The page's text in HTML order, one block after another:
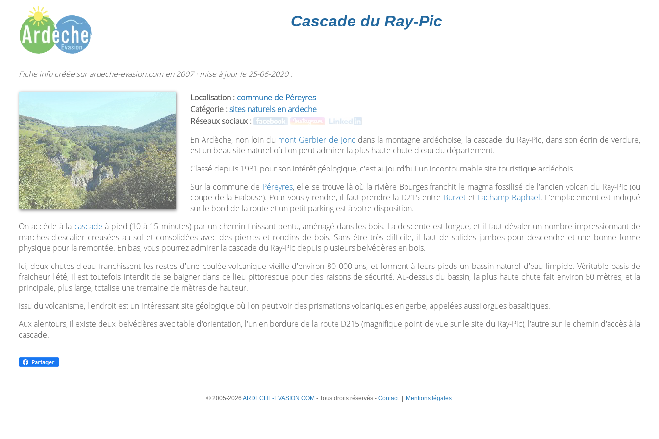
Cascade du Ray-Pic
Fiche info créée sur ardeche-evasion.com en 2007 · mise à jour le 25-06-2020 :
Localisation : commune de Péreyres
Catégorie :sites naturels en ardeche
Réseaux sociaux :
En Ardèche, non loin du mont Gerbier de Jonc dans la montagne ardéchoise, la cascade du Ray-Pic, dans son écrin de verdure,
est un beau site naturel où l'on peut admirer la plus haute chute d'eau du département.
Classé depuis 1931 pour son intérêt géologique, c'est aujourd'hui un incontournable site touristique ardéchois.
Sur la commune de Péreyres, elle se trouve là où la rivière Bourges franchit le magma fossilisé de l'ancien volcan du Ray-Pic (ou
coupe de la Fialouse). Pour vous y rendre, il faut prendre la D215 entre Burzetet Lachamp-Raphaël. L'emplacement est indiqué
sur le bord de la route et un petit parking est à votre disposition.
On accède à la cascade à pied (10 à 15 minutes) par un chemin finissant pentu, aménagé dans les bois. La descente est longue, et il faut dévaler un nombre impressionnant de
marches d'escalier creusées au sol et consolidées avec des pierres et rondins de bois. Sans être très difficile, il faut de solides jambes pour descendre et une bonne forme
physique pour la remontée. En bas, vous pourrez admirer la cascade du Ray-Pic depuis plusieurs belvédères en bois.
Ici, deux chutes d'eau franchissent les restes d'une coulée volcanique vieille d'environ 80 000 ans, et forment à leurs pieds un bassin naturel d'eau limpide. Véritable oasis de
fraicheur l'été, il est toutefois interdit de se baigner dans ce lieu pittoresque pour des raisons de sécurité. Au-dessus du bassin, la plus haute chute fait environ 60 mètres, et la
principale, plus large, totalise une trentaine de mètres de hauteur.
Issu du volcanisme, l'endroit est un intéressant site géologique où l'on peut voir des prismations volcaniques en gerbe, appelées aussi orgues basaltiques.
Aux alentours, il existe deux belvédères avec table d'orientation, l'un en bordure de la route D215 (magnifique point de vue sur le site du Ray-Pic), l'autre sur le chemin d'accès à la
cascade.
© 2005-2026 ARDECHE-EVASION.COM - Tous droits réservés - Contact| Mentions légales.